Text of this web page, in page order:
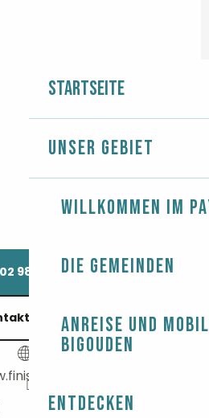
Startseite
Unser Gebiet
Willkommen im
Die Gemeinden
Anreise und
Bigouden
Entdecken
02 98 89 05▒▒
Sie uns
mer.fr